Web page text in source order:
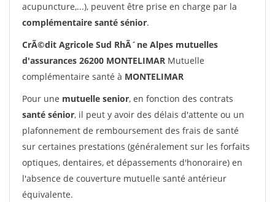
acupuncture,...), peuvent être prise en charge par la
complémentaire santé sénior.
CrÃ©dit Agricole Sud RhÃ´ne Alpes mutuelles
d'assurances 26200 MONTELIMAR Mutuelle
complémentaire santé à MONTELIMAR
Pour une mutuelle senior, en fonction des contrats
santé sénior, il peut y avoir des délais d'attente ou un
plafonnement de remboursement des frais de santé
sur certaines prestations (généralement sur les forfaits
optiques, dentaires, et dépassements d'honoraire) en
l'absence de couverture mutuelle santé antérieur
équivalente.